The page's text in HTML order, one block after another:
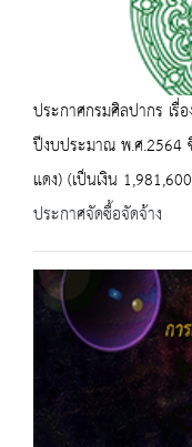
ประกาศกรมศิลปากร เรื่
ปีงบประมาณ พ.ศ.2564
แดง) (เป็นเงิน
ประกาศจัดซื้อจัดจ้าง